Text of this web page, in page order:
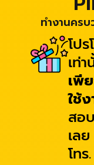
ทำงานครบ
โป
เท่า
เพี
ใช้
สอ
เลย
โท